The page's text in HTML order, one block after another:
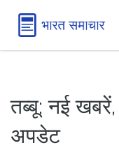
तब्बू: नई
अपडेट